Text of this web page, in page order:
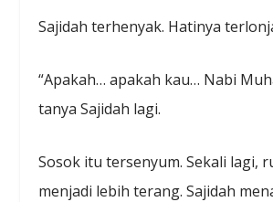
Sajidah terhenyak. Hatinya
“Apakah… apakah kau… Nabi
tanya Sajidah lagi.
Sosok itu tersenyum. Sekali lagi,
menjadi lebih terang. Sajidah